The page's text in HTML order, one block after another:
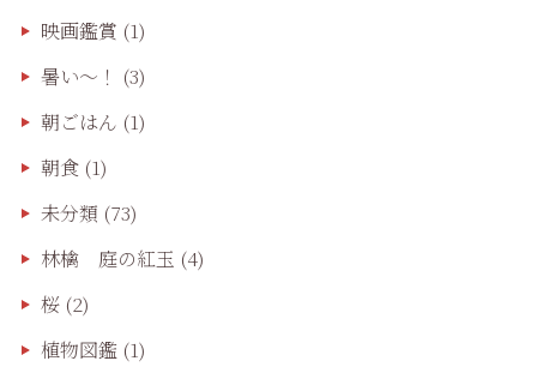
映画鑑賞 (1)
暑い～！ (3)
朝ごはん (1)
朝食(1)
未分類 (73)
林檎 庭の紅玉 (4)
桜(2)
植物図鑑 (1)